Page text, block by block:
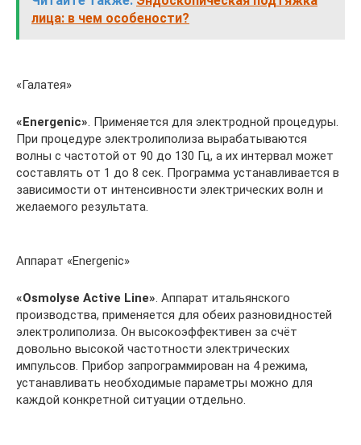
лица: в чем особености?
«Галатея»
«Energenic» . Применяется для электродной процедуры.
При процедуре электролиполиза вырабатываются
волны с частотой от 90 до 130 Гц, а их интервал может
составлять от 1 до 8 сек. Программа устанавливается в
зависимости от интенсивности электрических волн и
желаемого результата.
Аппарат «Energenic»
«Osmolyse Active Line» . Аппарат итальянского
производства, применяется для обеих разновидностей
электролиполиза. Он высокоэффективен за счёт
довольно высокой частотности электрических
импульсов. Прибор запрограммирован на 4 режима,
устанавливать необходимые параметры можно для
каждой конкретной ситуации отдельно.